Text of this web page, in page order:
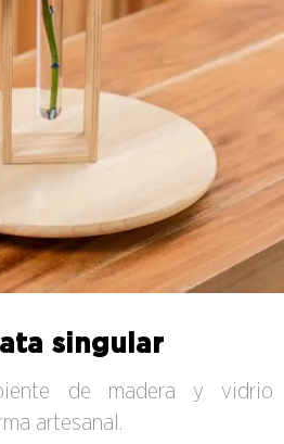
singular
de madera y vidrio
artesanal.